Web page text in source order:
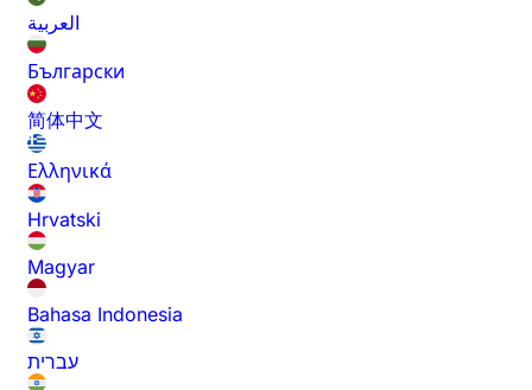
العربية
Български
简体中文
Ελληνικά
Hrvatski
Magyar
Bahasa Indonesia
עברית